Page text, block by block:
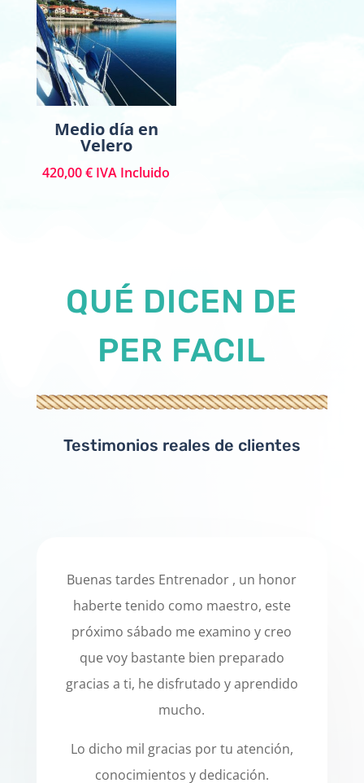
Medio día en
Velero
420,00€ IVA Incluido
QUÉ DICEN DE
PER FACIL
Testimonios reales de clientes
Buenas tardes Entrenador , un honor
haberte tenido como maestro, este
próximo sábado me examino y creo
que voy bastante bien preparado
gracias a ti, he disfrutado y aprendido
mucho.
Lo dicho mil gracias por tu atención,
conocimientos y dedicación.